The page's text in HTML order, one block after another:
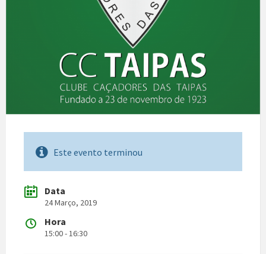
Este evento terminou
Data
24 Março, 2019
Hora
15:00 - 16:30